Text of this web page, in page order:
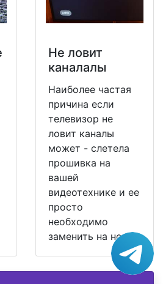
Не ловит
каналалы
Наиболее частая
причина если
телевизор не
ловит каналы
может - слетела
прошивка на
вашей
видеотехнике и ее
просто
необходимо
заменить на новую